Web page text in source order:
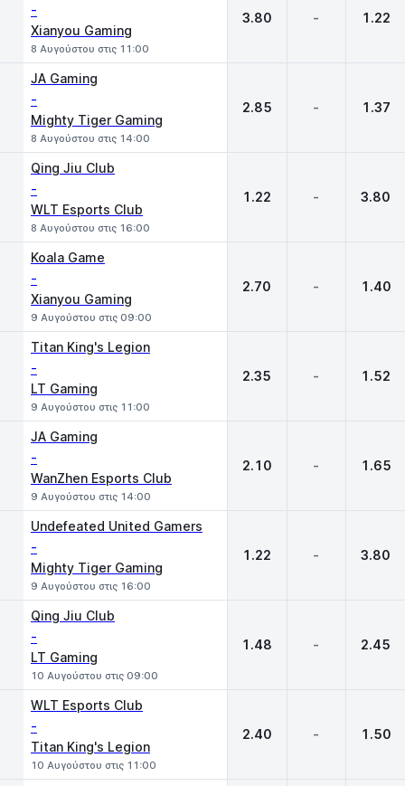
-
Xianyou Gaming
8 Αυγούστου στις 11:00
3.80 - 1.22
JA Gaming
-
Mighty Tiger Gaming
8 Αυγούστου στις 14:00
2.85 - 1.37
Qing Jiu Club
-
WLT Esports Club
8 Αυγούστου στις 16:00
1.22 - 3.80
Koala Game
-
Xianyou Gaming
9 Αυγούστου στις 09:00
2.70 - 1.40
Titan King's Legion
-
LT Gaming
9 Αυγούστου στις 11:00
2.35 - 1.52
JA Gaming
-
WanZhen Esports Club
9 Αυγούστου στις 14:00
2.10 - 1.65
Undefeated United Gamers
-
Mighty Tiger Gaming
9 Αυγούστου στις 16:00
1.22 - 3.80
Qing Jiu Club
-
LT Gaming
10 Αυγούστου στις 09:00
1.48 - 2.45
WLT Esports Club
-
Titan King's Legion
10 Αυγούστου στις 11:00
2.40 - 1.50